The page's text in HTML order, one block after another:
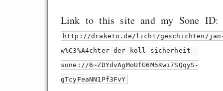
Link to this site and my Sone ID:
http://draketo.de/licht/geschichten/
w%C3%A4chter-der-koll-sicherheit
sone://6~ZDYdvAgMoUfG6M5Kwi7SQqyS-
gTcyFeaNN1Pf3FvY